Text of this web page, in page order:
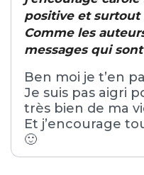
positive et surtout
Comme les
messages qui
Ben moi je t’en
Je suis pas aigri
très bien de ma
Et j’encourage
🙂